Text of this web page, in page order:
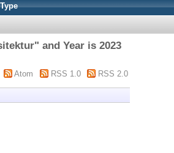
and Year is 2023
Atom RSS 1.0 RSS 2.0